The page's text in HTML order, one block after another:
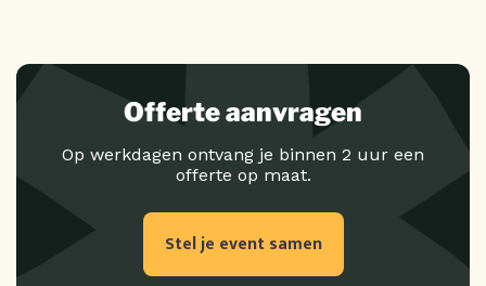
Offerte aanvragen
Op werkdagen ontvang je binnen 2 uur een
offerte op maat.
Stel je event samen